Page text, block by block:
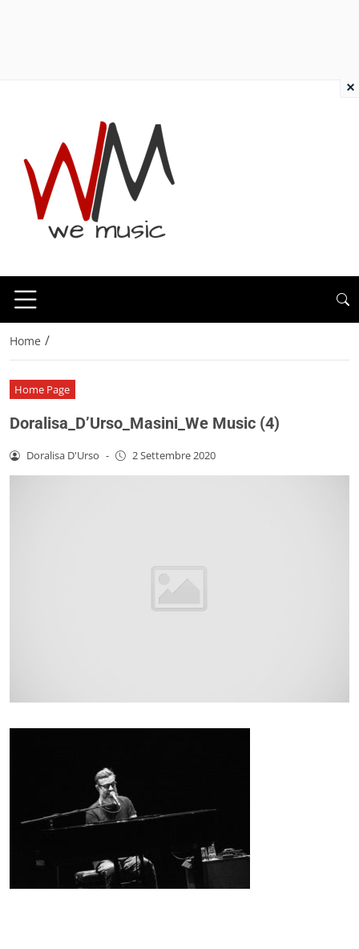
Home /
Home Page
Doralisa_D’Urso_Masini_We Music (4)
Doralisa D'Urso - 2 Settembre 2020
×